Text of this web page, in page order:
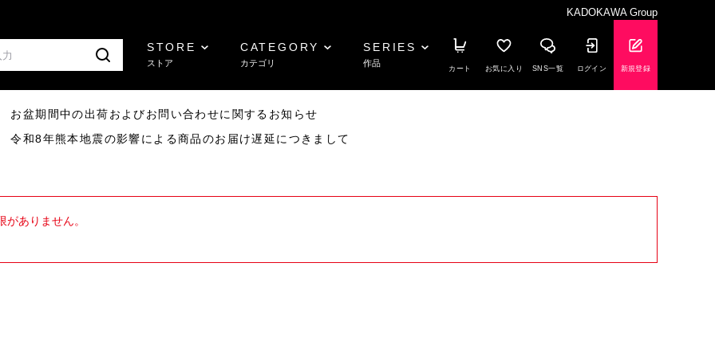
KADOKAWA Group
STORE
ストア
CATEGORY
カテゴリ
SERIES
作品
カート お気に入り SNS一覧 ログイン 新規登録
盆期間中の出荷およびお問い合わせに関するお知らせ
和8年熊本地震の影響による商品のお届け遅延につきまして
ありません。